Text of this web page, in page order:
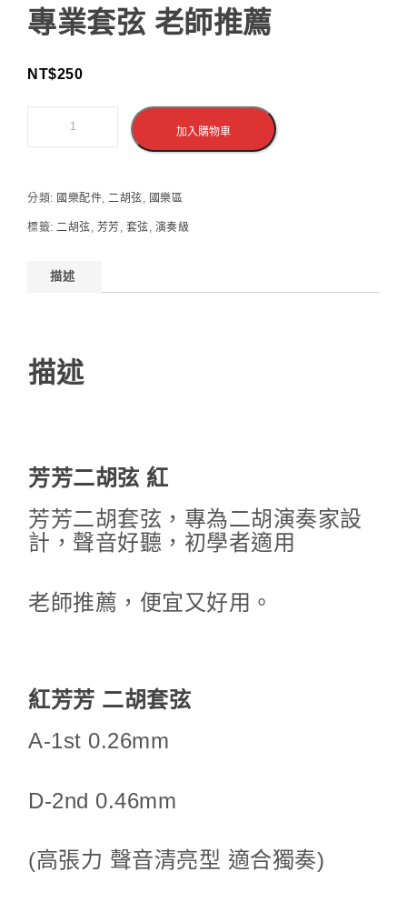
專業套弦 老師推薦
NT$250
加入購物車
分類: 國樂配件, 二胡弦, 國樂區
標籤: 二胡弦, 芳芳, 套弦, 演奏級
描述
描述
芳芳二胡弦 紅
芳芳二胡套弦，專為二胡演奏家設
計，聲音好聽，初學者適用
老師推薦，便宜又好用。
紅芳芳 二胡套弦
A-1st 0.26mm
D-2nd 0.46mm
(高張力 聲音清亮型 適合獨奏)